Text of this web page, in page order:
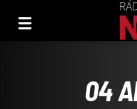
04